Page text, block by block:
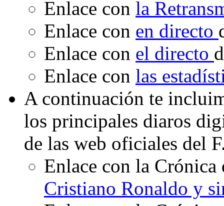
Enlace con la
Enlace con en directo
Enlace con el directo
Enlace con las
A continuación te
los principales diaros
de las web oficiales del
Enlace con la
Cristiano Ronaldo y